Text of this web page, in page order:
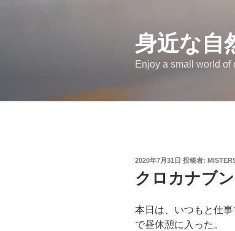
身近な自
Enjoy a small world of
投
日:
2020年7月31日 投稿者:
クロカナブ
本日は、いつもと仕
で昼休憩に入った。